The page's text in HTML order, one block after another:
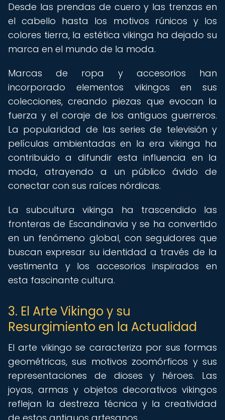
Desde las prendas de cuero y las trenzas en
el cabello hasta los motivos rúnicos y los
colores tierra, la estética vikinga ha dejado su
marca en el mundo de la moda.
Marcas de ropa y accesorios han
incorporado elementos vikingos en sus
colecciones, creando piezas que evocan la
fuerza y el coraje de los antiguos guerreros.
La popularidad de las series de televisión y
películas ambientadas en la era vikinga ha
contribuido a difundir esta influencia en la
moda, atrayendo a un público ávido de
conectar con sus raíces nórdicas.
La subcultura vikinga ha trascendido las
fronteras de Escandinavia y se ha convertido
en un fenómeno global, con seguidores que
buscan expresar su identidad a través de la
vestimenta y los accesorios inspirados en
esta fascinante cultura.
3. El Arte Vikingo y su
Resurgimiento en la Actualidad
El arte vikingo se caracteriza por sus formas
geométricas, sus motivos zoomórficos y sus
representaciones de dioses y héroes. Las
joyas, armas y objetos decorativos vikingos
reflejan la destreza técnica y la creatividad